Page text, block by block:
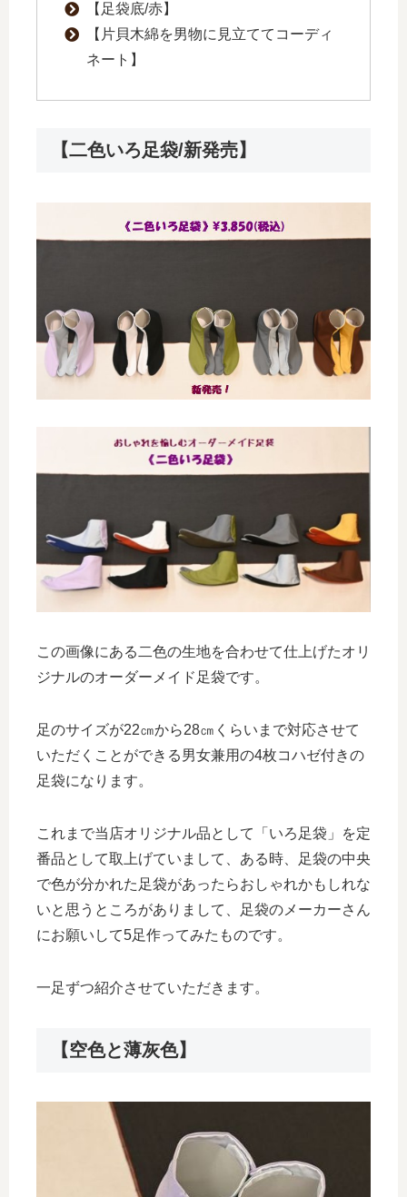
【足袋底/赤】
【片貝木綿を男物に見立ててコーディ
ネート】
【二色いろ足袋/新発売】
この画像にある二色の生地を合わせて仕上げたオリ
ジナルのオーダーメイド足袋です。
足のサイズが22㎝から28㎝くらいまで対応させて
いただくことができる男女兼用の4枚コハゼ付きの
足袋になります。
これまで当店オリジナル品として「いろ足袋」を定
番品として取上げていまして、ある時、足袋の中央
で色が分かれた足袋があったらおしゃれかもしれな
いと思うところがありまして、足袋のメーカーさん
にお願いして5足作ってみたものです。
一足ずつ紹介させていただきます。
【空色と薄灰色】